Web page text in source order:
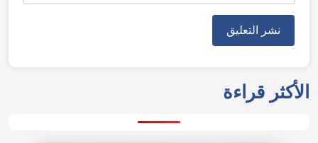
الأكثر قراءة